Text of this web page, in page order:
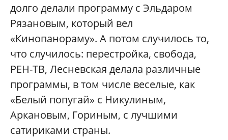
долго делали программу с Эльдаром
Рязановым, который вел
«Кинопанораму». А потом случилось то,
что случилось: перестройка, свобода,
РЕН-ТВ, Лесневская делала различные
программы, в том числе веселые, как
«Белый попугай» с Никулиным,
Аркановым, Гориным, с лучшими
сатириками страны.